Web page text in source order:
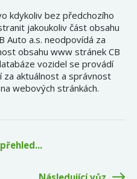
kdykoliv bez předchozího
jakoukoliv část obsahu
Auto a.s. neodpovídá za
obsahu www stránek CB
vozidel se provádí
za aktuálnost a správnost
webových stránkách.